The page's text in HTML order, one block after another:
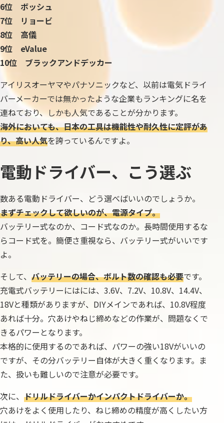
6位 ボッシュ
7位 リョービ
8位 高儀
9位 eValue
10位 ブラックアンドデッカー
アイリスオーヤマやパナソニックなど、以前は電気ドライ
バーメーカーでは無かったような企業もランキングに名を
連ねており、しかも人気であることが分かります。
海外においても、日本の工具は機能性や耐久性に定評があ
り、高い人気を誇っているんですよ。
電動ドライバー、こう選ぶ
数ある電動ドライバー、どう選べばいいのでしょうか。
まずチェックして欲しいのが、電源タイプ。
バッテリー式なのか、コード式なのか。長時間使用するな
らコード式を。簡便さ重視なら、バッテリー式がいいです
よ。
そして、 バッテリーの場合、ボルト数の確認も必要です。
充電式バッテリーにはには、3.6V、7.2V、10.8V、14.4V、
18Vと種類がありますが、DIYメインであれば、10.8V程度
あれば十分。穴あけやねじ締めなどの作業が、問題なくで
きるパワーとなります。
本格的に使用するのであれば、パワーの強い18Vがいいの
ですが、その分バッテリー自体が大きく重くなります。ま
た、扱いも難しいので注意が必要です。
次に、 ドリルドライバーかインパクトドライバーか。
穴あけをよく使用したり、ねじ締めの精度が高くしたい方